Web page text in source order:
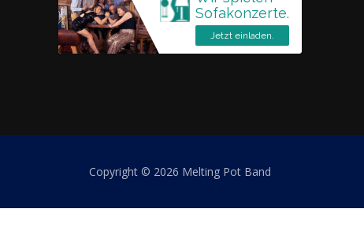
Copyright © 2026 Melting Pot Band